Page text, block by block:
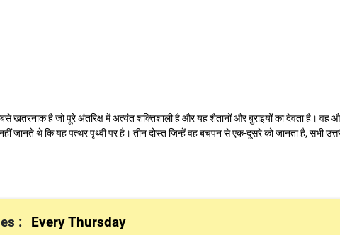
खतरनाक है जो पूरे अंतरिक्ष में अत्यंत शक्तिशाली है और यह शैतानों और बुराइयों का देवता है। वह
जानते थे कि यह पत्थर पृथ्वी पर है। तीन दोस्त जिन्हें वह बचपन से एक-दूसरे को जानता है, सभी
: Every Thursday